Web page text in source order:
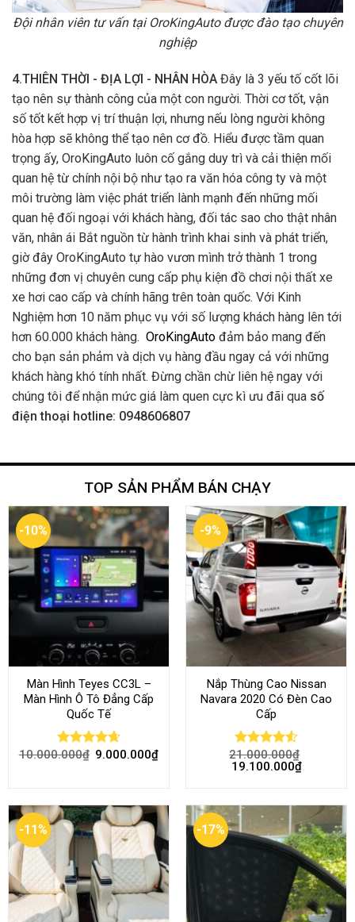
Đội nhân viên tư vấn tại OroKingAuto được đào tạo chuyên
nghiệp
4.THIÊN THỜI - ĐỊA LỢI - NHÂN HÒA Đây là 3 yếu tố cốt lõi
tạo nên sự thành công của một con người. Thời cơ tốt, vận
số tốt kết hợp vị trí thuận lợi, nhưng nếu lòng người không
hòa hợp sẽ không thể tạo nên cơ đồ. Hiểu được tầm quan
trọng ấy, OroKingAuto luôn cố gắng duy trì và cải thiện mối
quan hệ từ chính nội bộ như tạo ra văn hóa công ty và một
môi trường làm việc phát triển lành mạnh đến những mối
quan hệ đối ngoại với khách hàng, đối tác sao cho thật nhân
văn, nhân ái Bắt nguồn từ hành trình khai sinh và phát triển,
giờ đây OroKingAuto tự hào vươn mình trở thành 1 trong
những đơn vị chuyên cung cấp phụ kiện đồ chơi nội thất xe
xe hơi cao cấp và chính hãng trên toàn quốc. Với Kinh
Nghiệm hơn 10 năm phục vụ với số lượng khách hàng lên tới
hơn 60.000 khách hàng. OroKingAuto đảm bảo mang đến
cho bạn sản phảm và dịch vụ hàng đầu ngay cả với những
khách hàng khó tính nhất. Đừng chần chừ liên hệ ngay với
chúng tôi để nhận mức giá làm quen cực kì ưu đãi qua số
điện thoại hotline: 0948606807
TOP SẢN PHẨM BÁN CHẠY
-10%
Màn Hình Teyes CC3L –
Màn Hình Ô Tô Đẳng Cấp
Quốc Tế
Rated 4.68
10.000.000₫ 9.000.000₫
-9%
Nắp Thùng Cao Nissan
Navara 2020 Có Đèn Cao
Cấp
Rated4.52
out of 5
21.000.000₫
19.100.000₫
-11% -17%